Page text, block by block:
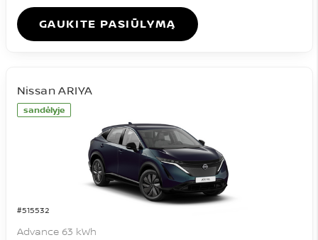
GAUKITE PASIŪLYMĄ
sandėlyje
#515532
Nissan ARIYA
Advance 63 kWh